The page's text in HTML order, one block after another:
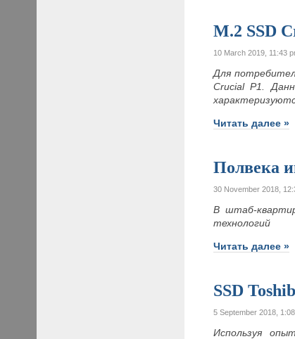
M.2 SSD
10 March 2019, 11:43
Для
Crucial P1.
Читать далее »
Полвека
30 November 2018,
В штаб-
технологий
Читать далее »
SSD
5 September 2018,
Используя